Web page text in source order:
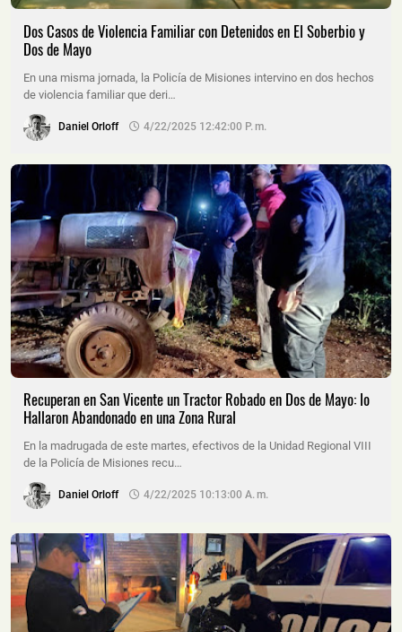
Dos Casos de Violencia Familiar con Detenidos en El Soberbio y
Dos de Mayo
En una misma jornada, la Policía de Misiones intervino en dos hechos
de violencia familiar que deri…
Daniel Orloff 4/22/2025 12:42:00 P. M.
Recuperan en San Vicente un Tractor Robado en Dos de Mayo: lo
Hallaron Abandonado en una Zona Rural
En la madrugada de este martes, efectivos de la Unidad Regional VIII
de la Policía de Misiones recu…
Daniel Orloff 4/22/2025 10:13:00 A. M.